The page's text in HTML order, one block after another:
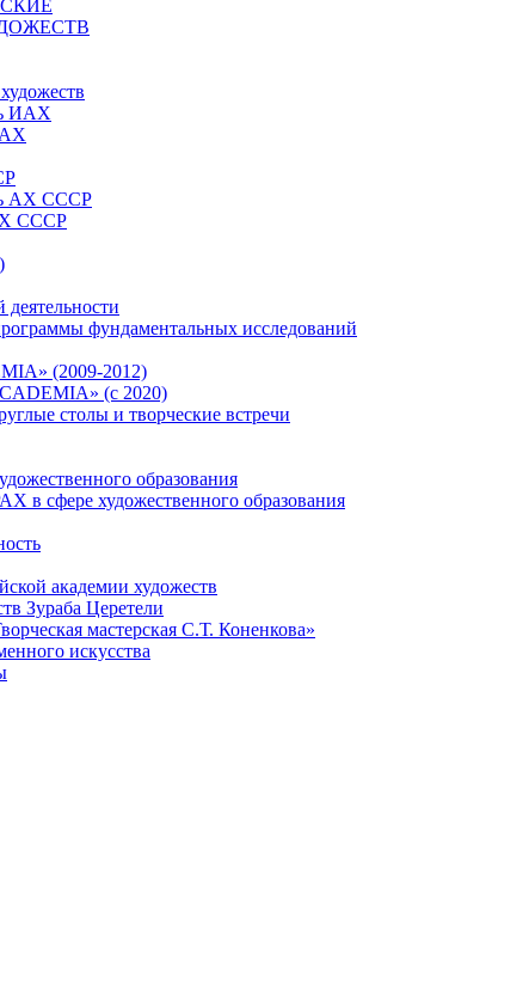
ИАХ
АХ СССР
СССР
фундаментальных исследований
(2009-2012)
(с 2020)
столы и творческие встречи
образования
в сфере художественного образования
академии художеств
Зураба Церетели
мастерская С.Т. Коненкова»
искусства